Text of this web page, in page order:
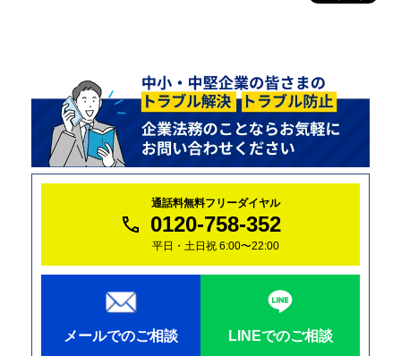
通話料無料フリーダイヤル
0120-758-352
平日・土日祝 6:00〜22:00
メールでのご相談 LINEでのご相談